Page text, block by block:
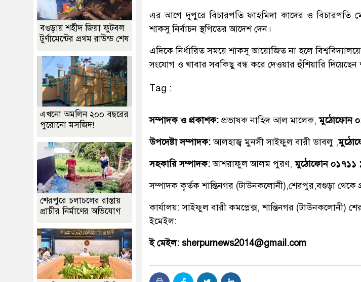
এর আগে দুপুরে বিচারপতি ফাহমিদা কাদের ও বিচারপতি
শাকসু নির্বাচন স্থগিতের আদেশ দেন।
এদিকে নির্ধারিত সময়ে শাকসু আয়োজিত না হলে
সংযোগ ও খাবার সবকিছু বন্ধ করে দেওয়ার হুঁশিয়ারি দিয়েছেন
Tag :
সম্পাদক ও প্রকাশক: প্রভাষক নাহিদ আল মালেক,মুঠোফোন
উপদেষ্টা সম্পাদক:আলহাজ্ব মুনসী সাইফুল বারী ডাবলু ,
সহকারি সম্পাদক:আশরাফুল আলম পুরণ,মুঠোফোন ০১৭১১
সম্পাদক কৃর্তক শান্তিনগর (টাউনকলোনী),শেরপুর,বগুড়া থেকে
কার্যালয়: সাইফুল বারী কমপ্লেক্স, শান্তিনগর (টাউনকলোনী)
ইমেইল:
ই মেইল: sherpurnews2014@gmail.com
বগুড়ায় শহীদ জিয়া ফুটবল
টুর্ণামেন্টের প্রথম রাউন্ড শেষ
এখনো অমলিন ২০০ বছরের
পুরোনো মসজিদ!
শেরপুরে চলাচলের রাস্তায়
প্রাচীর নির্মাণের অভিযোগ